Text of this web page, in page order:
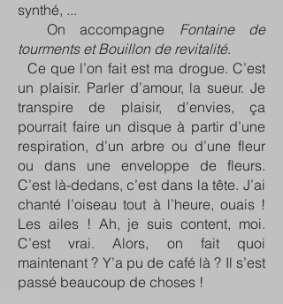
synthé, ...
On accompagne Fontaine de
tourments et Bouillon de revitalité.
Ce que l’on fait est ma drogue. C’est
un plaisir. Parler d’amour, la sueur. Je
transpire de plaisir, d’envies, ça
pourrait faire un disque à partir d’une
respiration, d’un arbre ou d’une fleur
ou dans une enveloppe de fleurs.
C’est là-dedans, c’est dans la tête. J’ai
chanté l’oiseau tout à l’heure, ouais !
Les ailes ! Ah, je suis content, moi.
C’est vrai. Alors, on fait quoi
maintenant ? Y’a pu de café là ? Il s’est
passé beaucoup de choses !